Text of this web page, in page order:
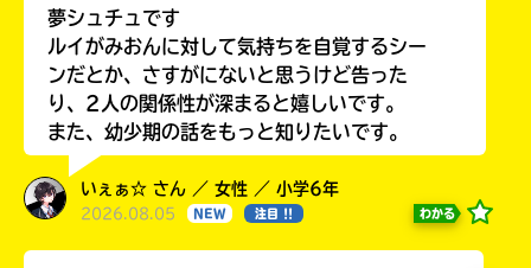
夢シュチュです
ルイがみおんに対して気持ちを自覚するシー
ンだとか、さすがにないと思うけど告った
り、2人の関係性が深まると嬉しいです。
また、幼少期の話をもっと知りたいです。
いぇぁ☆ さん ／ 女性 ／ 小学6年
2026.08.05 NEW 注目 !! わかる